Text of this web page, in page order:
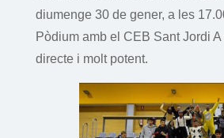
diumenge 30 de gener, a les
Pòdium amb el CEB Sant Jordi A
directe i molt potent.